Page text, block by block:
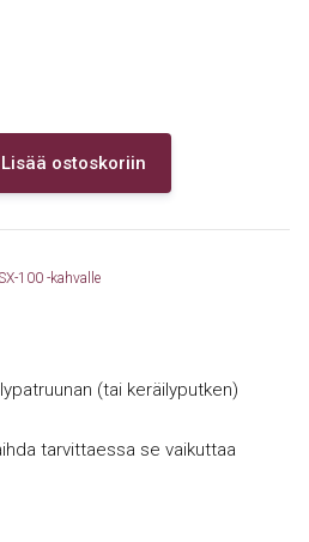
Lisää ostoskoriin
100 -kahvalle
(tai keräilyputken)
tarvittaessa se vaikuttaa